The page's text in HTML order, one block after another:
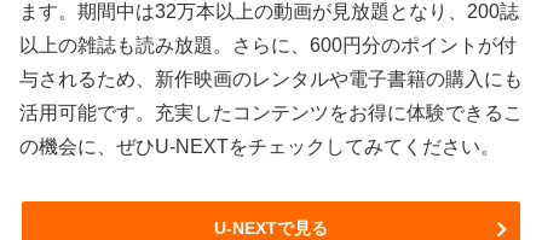
ます。期間中は32万本以上の動画が見放題となり、200誌
以上の雑誌も読み放題。さらに、600円分のポイントが付
与されるため、新作映画のレンタルや電子書籍の購入にも
活用可能です。充実したコンテンツをお得に体験できるこ
の機会に、ぜひU-NEXTをチェックしてみてください。
U-NEXTで見る